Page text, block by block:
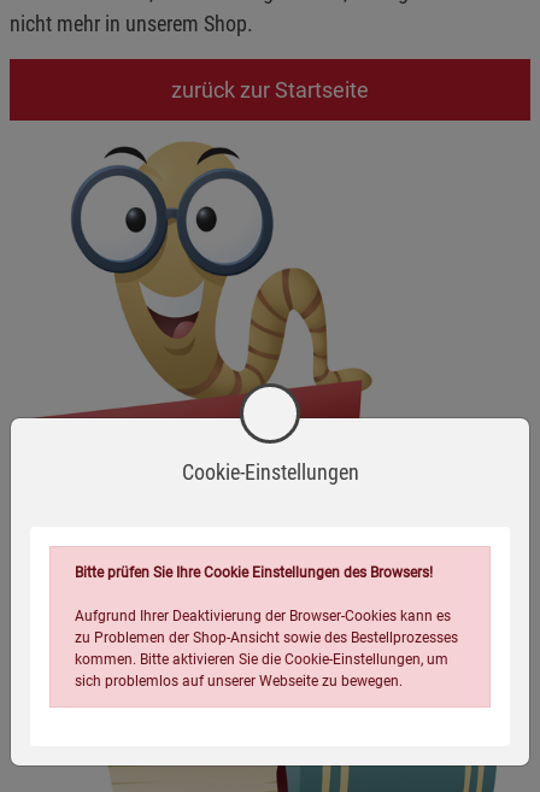
nicht mehr in unserem Shop.
zurück zur Startseite
Cookie-Einstellungen
Bitte prüfen Sie Ihre Cookie Einstellungen des Browsers!
Aufgrund Ihrer Deaktivierung der Browser-Cookies kann es
zu Problemen der Shop-Ansicht sowie des Bestellprozesses
kommen. Bitte aktivieren Sie die Cookie-Einstellungen, um
sich problemlos auf unserer Webseite zu bewegen.